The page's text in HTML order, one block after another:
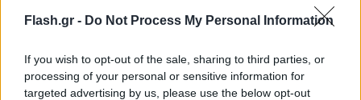
Flash.gr - Do Not Process My Personal Information
If you wish to opt-out of the sale, sharing to third parties, or
processing of your personal or sensitive information for
targeted advertising by us, please use the below opt-out